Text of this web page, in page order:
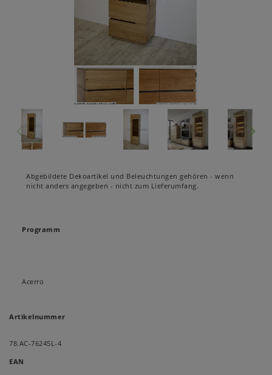
Abgebildete Dekoartikel und Beleuchtungen gehören - wenn
nicht anders angegeben - nicht zum Lieferumfang.
Programm
Acerro
Artikelnummer
78.AC-76245L-4
EAN